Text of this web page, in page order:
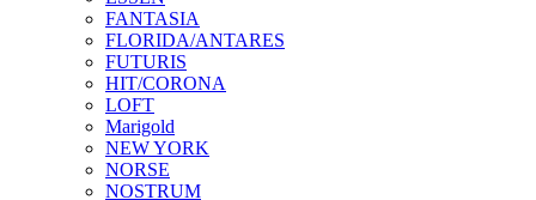
FANTASIA
FLORIDA/ANTARES
FUTURIS
HIT/CORONA
LOFT
Marigold
NEW YORK
NORSE
NOSTRUM